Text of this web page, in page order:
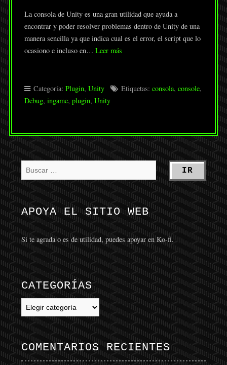
La consola de Unity es una gran utilidad que ayuda a
encontrar y poder resolver problemas dentro de Unity de una
manera sencilla ya que indica cual es el error, el script que lo
ocasiono e incluso en… Leer más
Categoría: Plugin, Unity Etiquetas: consola, console,
Debug, ingame, plugin, Unity
APOYA EL SITIO WEB
Si te agrada o es de utilidad, puedes apoyar en Ko-fi.
CATEGORÍAS
Categorías
COMENTARIOS RECIENTES